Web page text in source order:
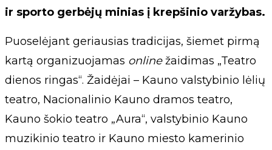
ir sporto gerbėjų minias į krepšinio varžybas.
Puoselėjant geriausias tradicijas, šiemet pirmą
kartą organizuojamas onlinežaidimas „Teatro
dienos ringas“. Žaidėjai – Kauno valstybinio lėlių
teatro, Nacionalinio Kauno dramos teatro,
Kauno šokio teatro „Aura“, valstybinio Kauno
muzikinio teatro ir Kauno miesto kamerinio